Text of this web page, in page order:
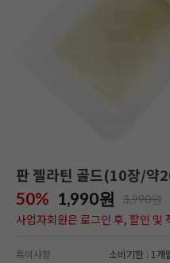
판 젤라틴 골드(10장/약
50% 1,990원 3,990원
사업자회원은 로그인 후, 할인 및
특이사항
소비기한 : 1개